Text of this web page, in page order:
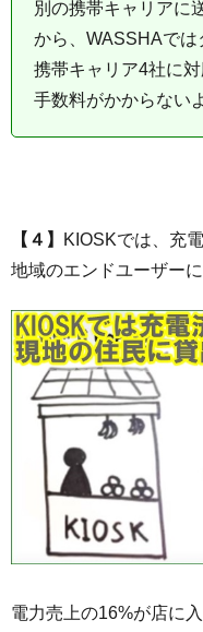
別の携帯キャリアに
から、WASSHAでは
携帯キャリア4社に
手数料がかからない
【４】
KIOSKでは、充
地域のエンドユーザー
電力売上の16%が店に